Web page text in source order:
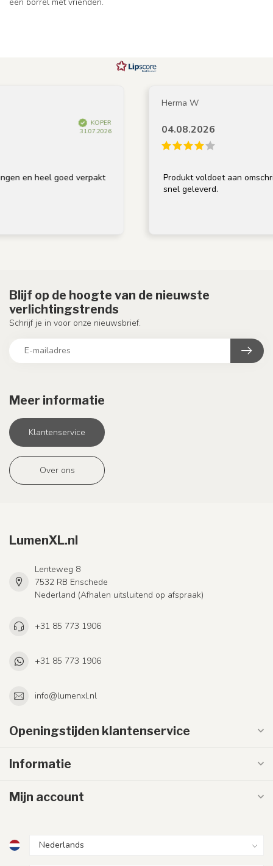
KOPER
31.07.2026
heel goed verpakt
Herma W
04.08.2026
Produkt voldoet aan omschrijving,
snel geleverd.
Meer informatie
Klantenservice
Over ons
Blijf op de hoogte van de nieuwste
verlichtingstrends
Schrijf je in voor onze nieuwsbrief.
LumenXL.nl
Lenteweg 8
7532 RB Enschede
Nederland (Afhalen uitsluitend op afspraak)
+31 85 773 1906
+31 85 773 1906
info@lumenxl.nl
Openingstijden klantenservice
Informatie
Mijn account